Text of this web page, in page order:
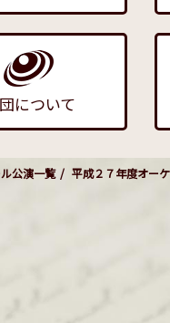
について
公演一覧 平成２７年度オー